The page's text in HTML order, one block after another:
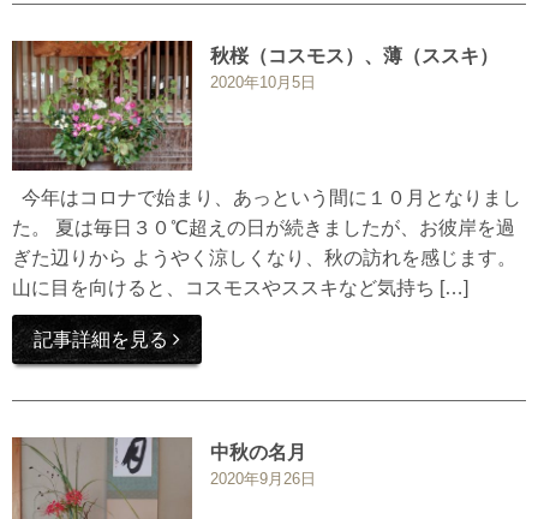
秋桜（コスモス）、薄（ススキ）
2020年10月5日
今年はコロナで始まり、あっという間に１０月となりまし
た。 夏は毎日３０℃超えの日が続きましたが、お彼岸を過
ぎた辺りから ようやく涼しくなり、秋の訪れを感じます。
山に目を向けると、コスモスやススキなど気持ち […]
記事詳細を見る
中秋の名月
2020年9月26日